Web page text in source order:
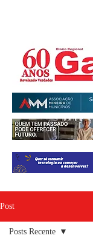
Post
Posts Recente